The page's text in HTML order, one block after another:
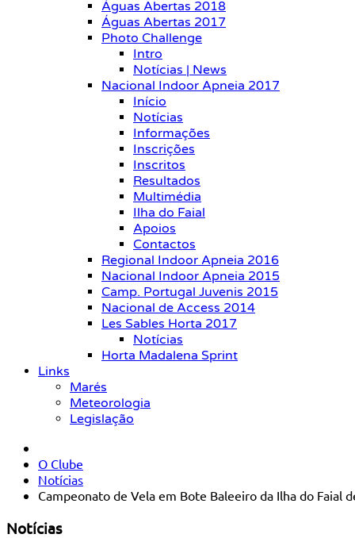
Águas Abertas 2018
Águas Abertas 2017
Photo Challenge
Intro
Notícias | News
Nacional Indoor Apneia 2017
Início
Notícias
Informações
Inscrições
Inscritos
Resultados
Multimédia
Ilha do Faial
Apoios
Contactos
Regional Indoor Apneia 2016
Nacional Indoor Apneia 2015
Camp. Portugal Juvenis 2015
Nacional de Access 2014
Les Sables Horta 2017
Notícias
Horta Madalena Sprint
Links
Marés
Meteorologia
Legislação
O Clube
Notícias
Campeonato de Vela em Bote Baleeiro da Ilha do Faial
Notícias